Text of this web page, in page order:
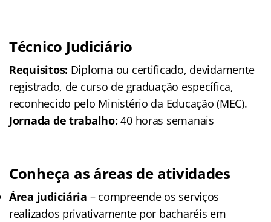
Técnico Judiciário
Requisitos: Diploma ou certificado, devidamente
registrado, de curso de graduação específica,
reconhecido pelo Ministério da Educação (MEC).
Jornada de trabalho: 40 horas semanais
Conheça as áreas de atividades
Área judiciária – compreende os serviços
realizados privativamente por bacharéis em